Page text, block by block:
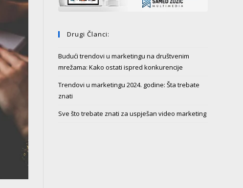
Drugi Članci:
Budući trendovi u marketingu na društvenim
mrežama: Kako ostati ispred konkurencije
Trendovi u marketingu 2024. godine: Šta trebate
znati
Sve što trebate znati za uspješan video marketing